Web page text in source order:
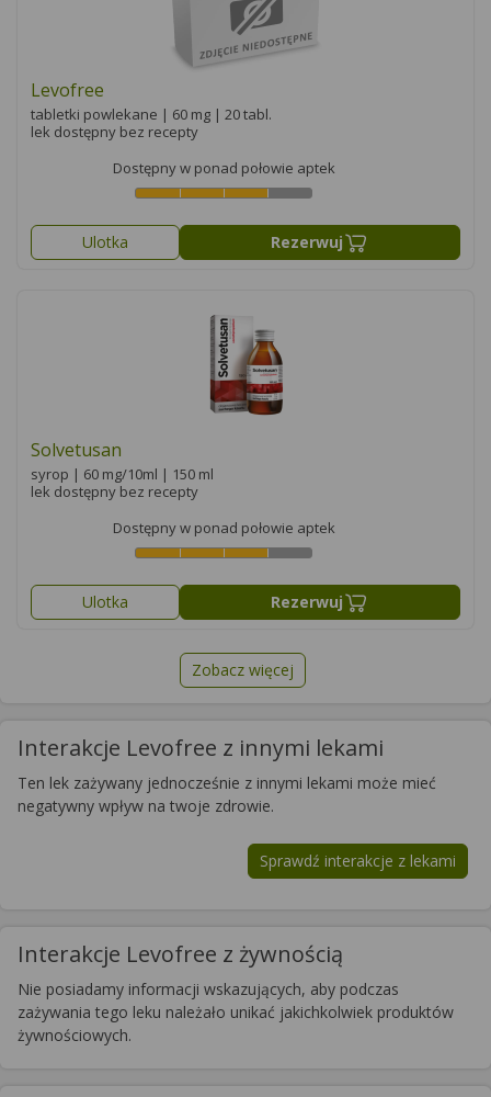
Levofree
tabletki powlekane | 60 mg | 20 tabl.
lek dostępny bez recepty
Dostępny w ponad połowie aptek
Ulotka Rezerwuj
Solvetusan
syrop | 60 mg/10ml | 150 ml
lek dostępny bez recepty
Dostępny w ponad połowie aptek
Ulotka Rezerwuj
Zobacz więcej
Interakcje Levofree z innymi lekami
Ten lek zażywany jednocześnie z innymi lekami może mieć
negatywny wpływ na twoje zdrowie.
Sprawdź interakcje z lekami
Interakcje Levofree z żywnością
Nie posiadamy informacji wskazujących, aby podczas
zażywania tego leku należało unikać jakichkolwiek produktów
żywnościowych.